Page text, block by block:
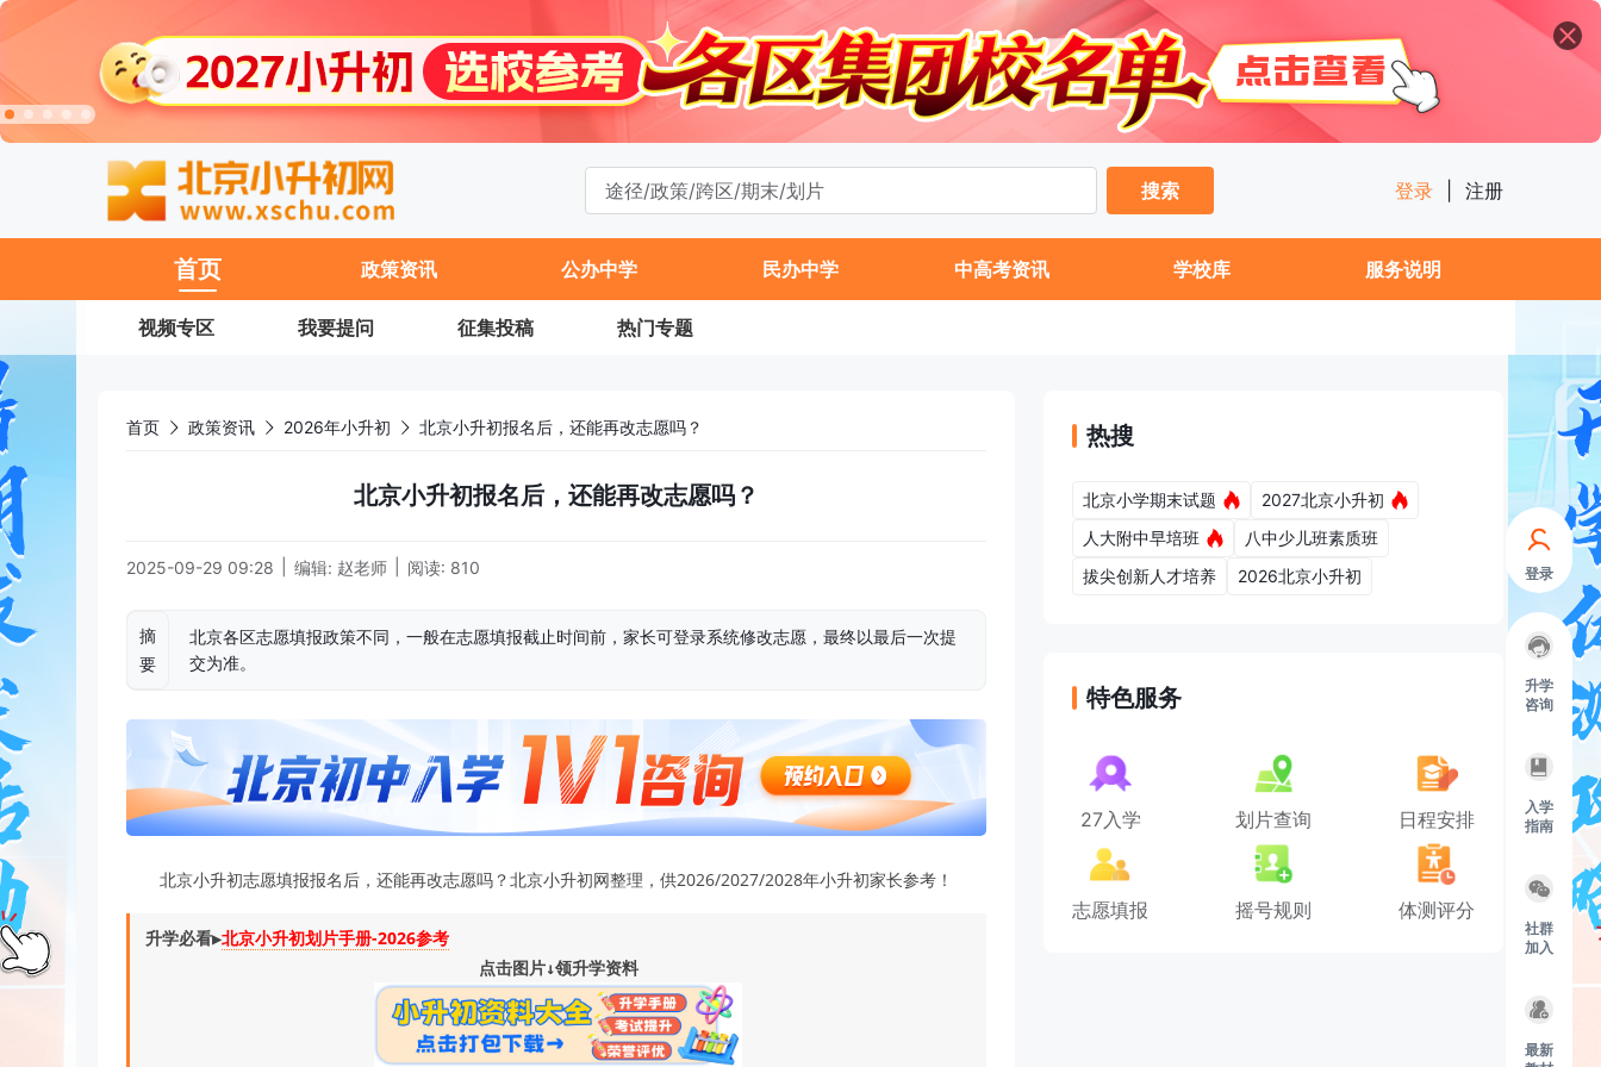
登录
升学
咨询
入学
指南
社群
加入
最新
搜索
登录 注册
首页 政策资讯 公办中学 民办中学 中高考资讯 学校库 服务说明
视频专区 我要提问 征集投稿 热门专题
首页 政策资讯 2026年小升初 北京小升初报名后，还能再改志愿吗？
北京小升初报名后，还能再改志愿吗？
2025-09-29 09:28 编辑: 赵老师 阅读: 810
摘
要
北京各区志愿填报政策不同，一般在志愿填报截止时间前，家长可登录系统修改志愿，最终以最后一次提
交为准。
北京小升初志愿填报报名后，还能再改志愿吗？北京小升初网整理，供2026/2027/2028年小升初家长参考！
升学必看▶️北京小升初划片手册-2026参考
点击图片↓领升学资料
热搜
北京小学期末试题
2027北京小升初
人大附中早培班
八中少儿班素质班
拔尖创新人才培养
2026北京小升初
特色服务
27入学 划片查询 日程安排
志愿填报 摇号规则 体测评分